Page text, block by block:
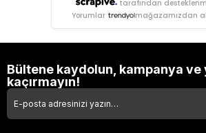
tarafından
Yorumlar
mağazamızdan
Bültene kaydolun, kampanya
kaçırmayın!